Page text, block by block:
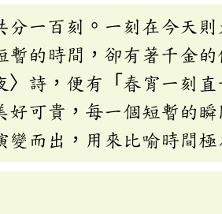
一百刻。一刻在今天
的時間，卻有著千金
詩，便有「春宵一刻
可貴，每一個短暫的
變而出，用來比喻時間極